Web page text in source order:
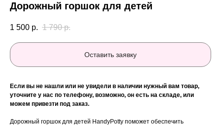
Дорожный горшок для детей
1 500 р. 1 790 р.
Оставить заявку
Если вы не нашли или не увидели в наличии нужный вам товар,
уточните у нас по телефону, возможно, он есть на складе, или
можем привезти под заказ.
Дорожный горшок для детей HandyPotty поможет обеспечить